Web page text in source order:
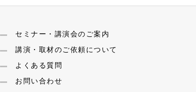
セミナー・講演会のご案内
講演・取材のご依頼について
よくある質問
お問い合わせ